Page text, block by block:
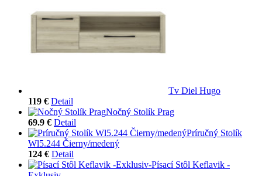
Tv Diel Hugo
119 € Detail
Nočný Stolík Prag
69.9 € Detail
Príručný Stolík
Wl5.244 Čierny/medený
124 € Detail
Písací Stôl Keflavik -